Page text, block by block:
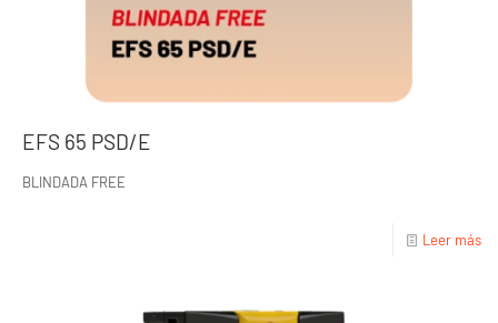
EFS 65 PSD/E
BLINDADA FREE
Leer más